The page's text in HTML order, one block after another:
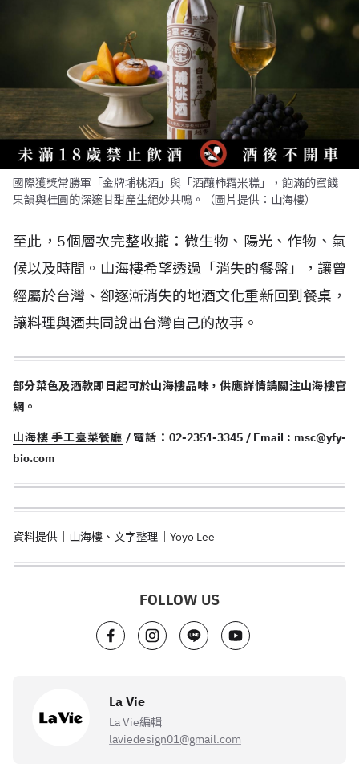
國際獲獎常勝軍「金牌埔桃酒」與「酒釀柿霜米糕」，飽滿的蜜餞
果韻與桂圓的深邃甘甜產生絕妙共鳴。（圖片提供：山海樓）
至此，5個層次完整收攏：微生物、陽光、作物、氣
候以及時間。山海樓希望透過「消失的餐盤」，讓曾
經屬於台灣、卻逐漸消失的地酒文化重新回到餐桌，
讓料理與酒共同說出台灣自己的故事。
部分菜色及酒款即日起可於山海樓品味，供應詳情請關注山海樓官
網。
山海樓 手工臺菜餐廳 / 電話：02-2351-3345 / Email : msc@yfy-
bio.com
資料提供｜山海樓、文字整理｜Yoyo Lee
FOLLOW US
La Vie
La Vie編輯
laviedesign01@gmail.com